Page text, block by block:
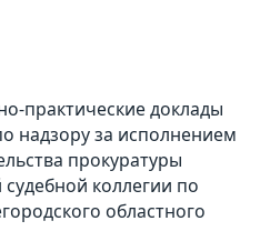
практические доклады
надзору за исполнением
прокуратуры
коллегии по
областного